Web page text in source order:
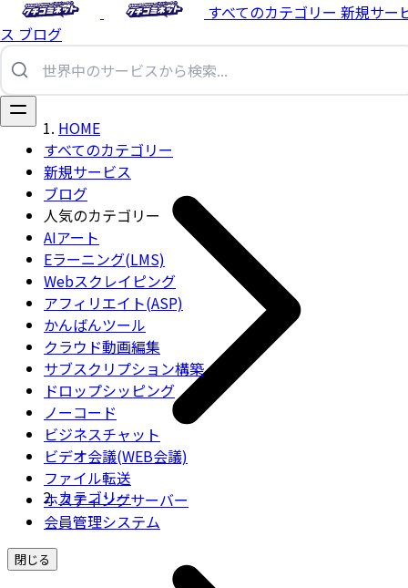
すべてのカテゴリー 新規サー
ス ブログ
すべてのカテゴリー
新規サービス
ブログ
人気のカテゴリー
AIアート
Eラーニング(LMS)
Webスクレイピング
アフィリエイト(ASP)
かんばんツール
クラウド動画編集
サブスクリプション構築
ドロップシッピング
ノーコード
ビジネスチャット
ビデオ会議(WEB会議)
ファイル転送
ホスティングサーバー
会員管理システム
閉じる
HOME
カテゴリー